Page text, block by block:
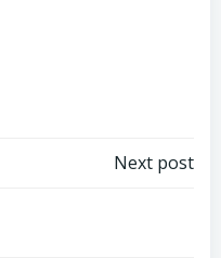
Next post